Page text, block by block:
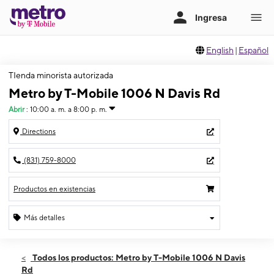
English | Español
TIenda minorista autorizada
Metro by T-Mobile 1006 N Davis Rd
Abrir : 10:00 a. m. a 8:00 p. m.
Directions
(831) 759-8000
Productos en existencias
Más detalles
Viernes:10:00 a. m. a 8:00 p. m.
Sábado:
Todos los productos: Metro by T-Mobile 1006 N Davis
Rd